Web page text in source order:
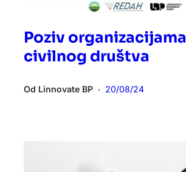
Poziv organizacijama
civilnog društva
Od Linnovate BP • 20/08/24